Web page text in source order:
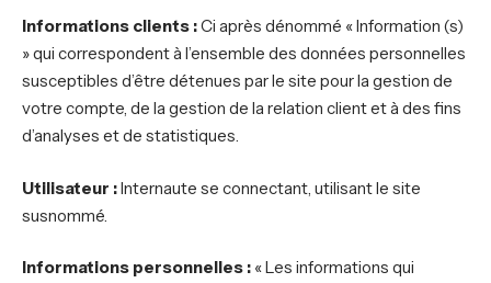
Informations clients :Ci après dénommé « Information (s)
» qui correspondent à l’ensemble des données personnelles
susceptibles d’être détenues par le site pour la gestion de
votre compte, de la gestion de la relation client et à des fins
d’analyses et de statistiques.
Utilisateur :Internaute se connectant, utilisant le site
susnommé.
Informations personnelles : « Les informations qui